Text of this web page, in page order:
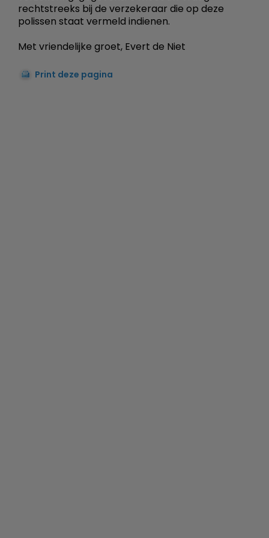
rechtstreeks bij de verzekeraar die op deze
polissen staat vermeld indienen.
Met vriendelijke groet, Evert de Niet
Print deze pagina